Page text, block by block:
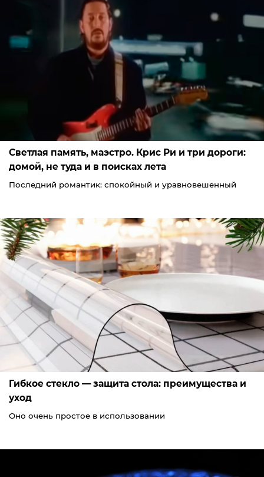
Светлая память, маэстро. Крис Ри и три дороги:
домой, не туда и в поисках лета
Последний романтик: спокойный и уравновешенный
Гибкое стекло — защита стола: преимущества и
уход
Оно очень простое в использовании